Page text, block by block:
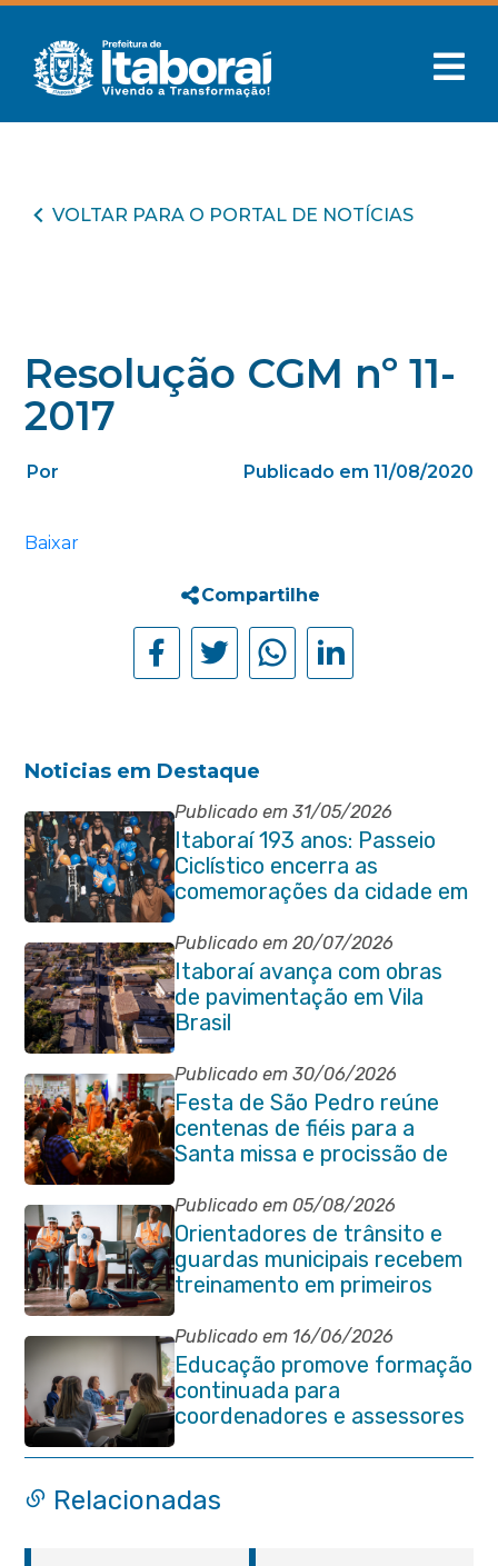
VOLTAR PARA O PORTAL DE NOTÍCIAS
Resolução CGM nº 11-
2017
Por Publicado em 11/08/2020
Baixar
Compartilhe
Noticias em Destaque
Publicado em 31/05/2026
Itaboraí 193 anos: Passeio
Ciclístico encerra as
comemorações da cidade em
grande estilo
Publicado em 20/07/2026
Itaboraí avança com obras
de pavimentação em Vila
Brasil
Publicado em 30/06/2026
Festa de São Pedro reúne
centenas de fiéis para a
Santa missa e procissão de
encerramento e shows
Publicado em 05/08/2026
Orientadores de trânsito e
guardas municipais recebem
treinamento em primeiros
socorros em Itaboraí
Publicado em 16/06/2026
Educação promove formação
continuada para
coordenadores e assessores
escolares da rede municipal
Relacionadas